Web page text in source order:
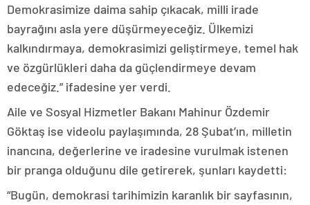
Demokrasimize daima sahip çıkacak, milli irade
bayrağını asla yere düşürmeyeceğiz. Ülkemizi
kalkındırmaya, demokrasimizi geliştirmeye, temel hak
ve özgürlükleri daha da güçlendirmeye devam
edeceğiz.” ifadesine yer verdi.
Aile ve Sosyal Hizmetler Bakanı Mahinur Özdemir
Göktaş ise videolu paylaşımında, 28 Şubat’ın, milletin
inancına, değerlerine ve iradesine vurulmak istenen
bir pranga olduğunu dile getirerek, şunları kaydetti:
“Bugün, demokrasi tarihimizin karanlık bir sayfasının,